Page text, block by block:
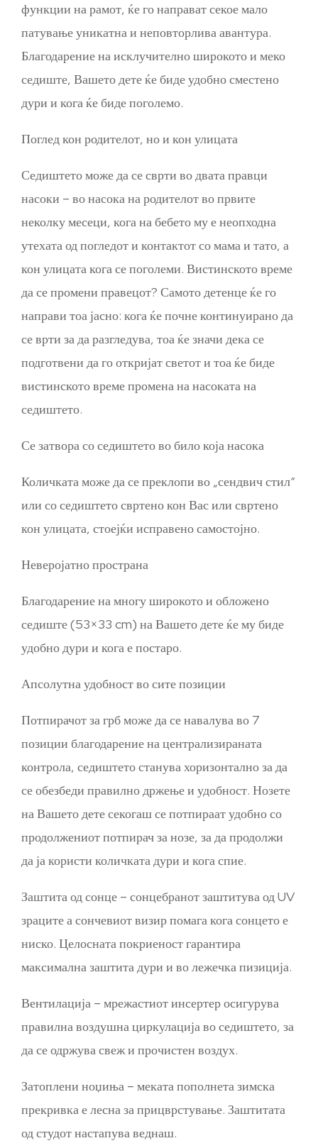
функции на рамот, ќе го направат секое мало
патување уникатна и неповторлива авантура.
Благодарение на исклучително широкото и меко
седиште, Вашето дете ќе биде удобно сместено
дури и кога ќе биде поголемо.
Поглед кон родителот, но и кон улицата
Седиштето може да се сврти во двата правци
насоки – во насока на родителот во првите
неколку месеци, кога на бебето му е неопходна
утехата од погледот и контактот со мама и тато, а
кон улицата кога се поголеми. Вистинското време
да се промени правецот? Самото детенце ќе го
направи тоа јасно: кога ќе почне континуирано да
се врти за да разгледува, тоа ќе значи дека се
подготвени да го откријат светот и тоа ќе биде
вистинското време промена на насоката на
седиштето.
Се затвора со седиштето во било која насока
Количката може да се преклопи во „сендвич стил“
или со седиштето свртено кон Вас или свртено
кон улицата, стоејќи исправено самостојно.
Неверојатно пространа
Благодарение на многу широкото и обложено
седиште (53×33 cm) на Вашето дете ќе му биде
удобно дури и кога е постаро.
Апсолутна удобност во сите позиции
Потпирачот за грб може да се навалува во 7
позиции благодарение на централизираната
контрола, седиштето станува хоризонтално за да
се обезбеди правилно држење и удобност. Нозете
на Вашето дете секогаш се потпираат удобно со
продолжениот потпирач за нозе, за да продолжи
да ја користи количката дури и кога спие.
Заштита од сонце – сонцебранот заштитува од UV
зраците а сончевиот визир помага кога сонцето е
ниско. Целосната покриеност гарантира
максимална заштита дури и во лежечка пизиција.
Вентилација – мрежастиот инсертер осигурува
правилна воздушна циркулација во седиштето, за
да се одржува свеж и прочистен воздух.
Затоплени ноџиња – меката пополнета зимска
прекривка е лесна за прицврстување. Заштитата
од студот настапува веднаш.